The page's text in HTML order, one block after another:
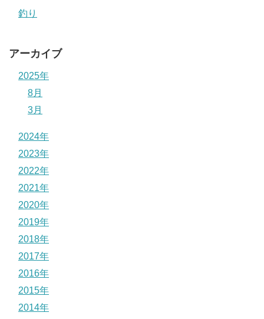
釣り
アーカイブ
2025年
8月
3月
2024年
2023年
2022年
2021年
2020年
2019年
2018年
2017年
2016年
2015年
2014年